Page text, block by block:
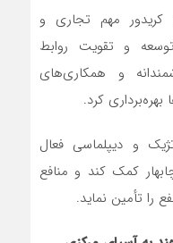
کریدور مهم تجاری و
و تقویت روابط
و همکاری‌های
کرد.
و دیپلماسی فعال
کمک کند و منافع
را تأمین نماید.